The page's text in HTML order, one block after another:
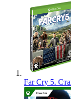
Far Cry 5.